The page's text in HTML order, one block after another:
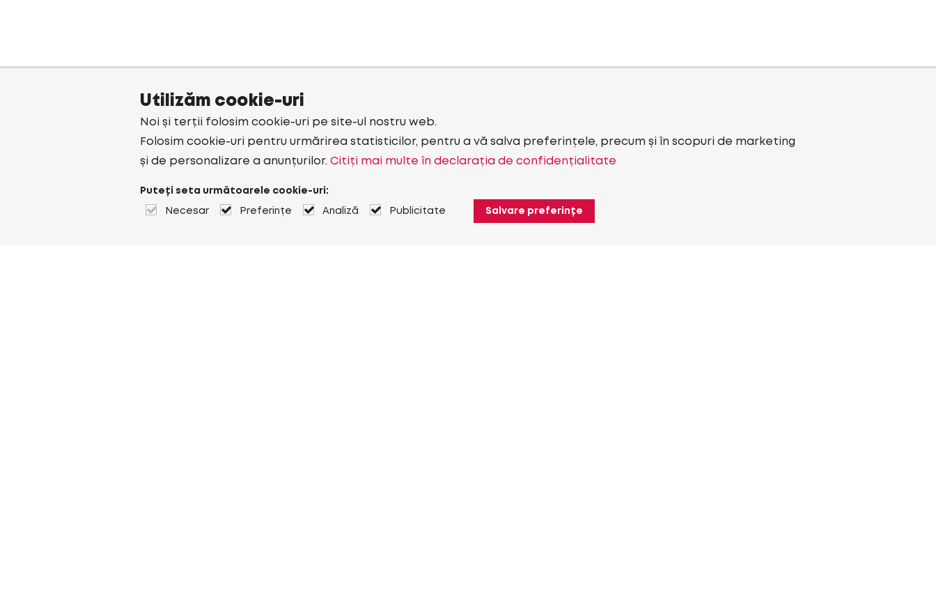
Utilizăm cookie-uri
Noi și terții folosim cookie-uri pe site-ul nostru web.
Folosim cookie-uri pentru urmărirea statisticilor, pentru a vă salva preferințele, precum și în scopuri de marketing
și de personalizare a anunțurilor. Citiți mai multe în declarația de confidențialitate
Puteți seta următoarele cookie-uri:
Necesar Preferințe Analiză Publicitate Salvare preferințe